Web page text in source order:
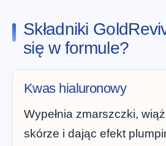
Składniki
się w formule?
Kwas hialuronowy
Wypełnia zmarszczki,
skórze i dając efekt